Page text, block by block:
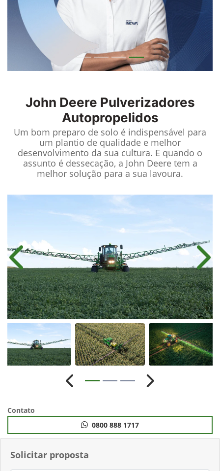
John Deere Pulverizadores
Autopropelidos
Um bom preparo de solo é indispensável para
um plantio de qualidade e melhor
desenvolvimento da sua cultura. E quando o
assunto é dessecação, a John Deere tem a
melhor solução para a sua lavoura.
Solicitar proposta
Anterior
Anterior Próximo
Contato
0800 888 1717